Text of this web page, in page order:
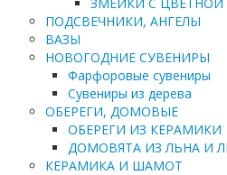
ПОДСВЕЧНИКИ, АНГЕЛЫ
ВАЗЫ
НОВОГОДНИЕ СУВЕНИРЫ
Фарфоровые сувениры
Сувениры из дерева
ОБЕРЕГИ, ДОМОВЫЕ
ОБЕРЕГИ ИЗ КЕРАМИКИ
ДОМОВЯТА ИЗ ЛЬНА И
КЕРАМИКА И ШАМОТ